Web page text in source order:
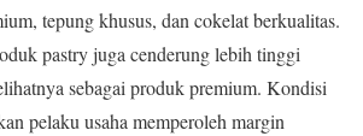
tepung khusus, dan cokelat berkualitas.
pastry juga cenderung lebih tinggi
sebagai produk premium. Kondisi
pelaku usaha memperoleh margin